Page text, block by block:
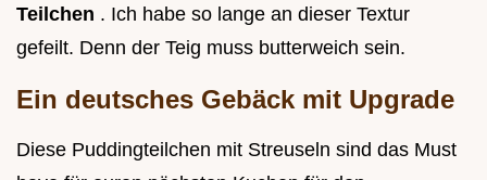
Teilchen . Ich habe so lange an dieser Textur
gefeilt. Denn der Teig muss butterweich sein.
Ein deutsches Gebäck mit Upgrade
Diese Puddingteilchen mit Streuseln sind das Must